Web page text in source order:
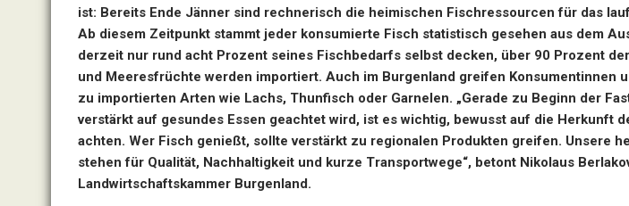
ist: Bereits Ende Jänner sind rechnerisch die heimischen Fischressourcen für das
Ab diesem Zeitpunkt stammt jeder konsumierte Fisch statistisch gesehen aus dem
derzeit nur rund acht Prozent seines Fischbedarfs selbst decken, über 90 Prozent
und Meeresfrüchte werden importiert. Auch im Burgenland greifen Konsumentinnen
zu importierten Arten wie Lachs, Thunfisch oder Garnelen. „Gerade zu Beginn der
verstärkt auf gesundes Essen geachtet wird, ist es wichtig, bewusst auf die Herkunft
achten. Wer Fisch genießt, sollte verstärkt zu regionalen Produkten greifen. Unsere
stehen für Qualität, Nachhaltigkeit und kurze Transportwege“, betont Nikolaus
Landwirtschaftskammer Burgenland.